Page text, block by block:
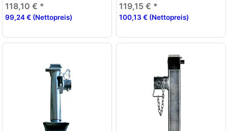
118,10 € *
99,24 € (Nettopreis)
119,15 € *
100,13 € (Nettopreis)